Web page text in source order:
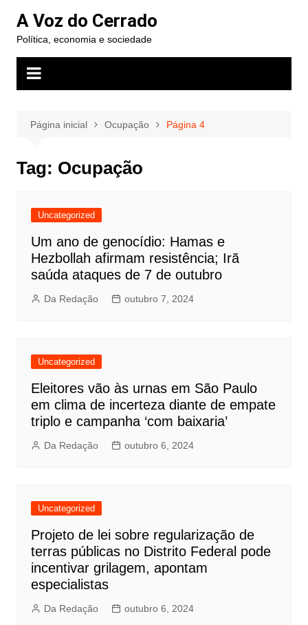
para
conteúdo
A Voz do Cerrado
Política, economia e sociedade
Página inicial Ocupação Página 4
Tag: Ocupação
Uncategorized
Um ano de genocídio: Hamas e
Hezbollah afirmam resistência; Irã
saúda ataques de 7 de outubro
Da Redação outubro 7, 2024
Uncategorized
Eleitores vão às urnas em São Paulo
em clima de incerteza diante de empate
triplo e campanha ‘com baixaria’
Da Redação outubro 6, 2024
Uncategorized
Projeto de lei sobre regularização de
terras públicas no Distrito Federal pode
incentivar grilagem, apontam
especialistas
Da Redação outubro 6, 2024